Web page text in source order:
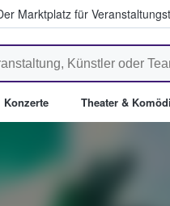
Marktplatz für
Fans Tickets
Konzerte Theater &